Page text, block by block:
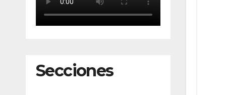
Secciones